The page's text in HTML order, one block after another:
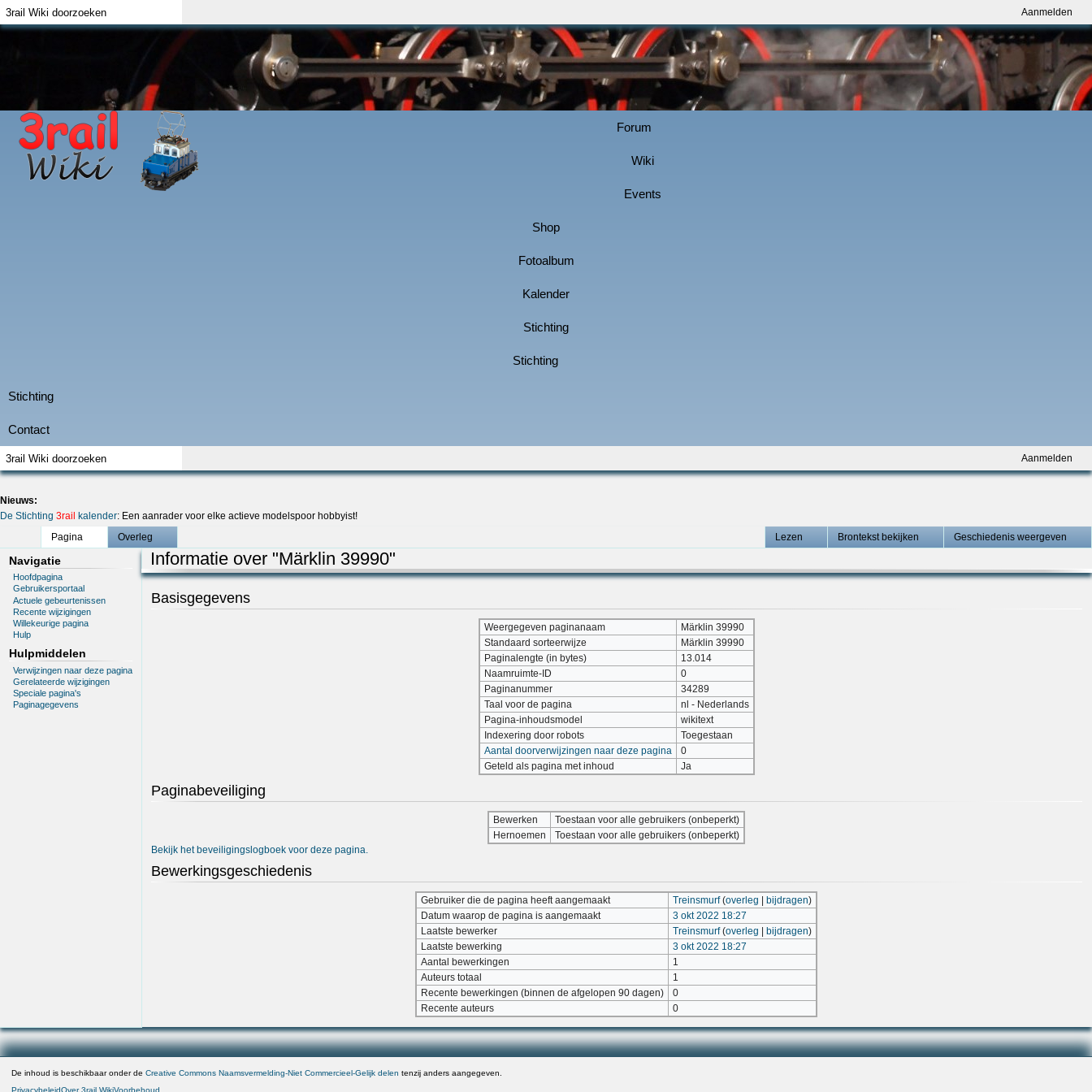
Aanmelden
Aanmelden
Nieuws:
De Stichting 3rail kalender: Een aanrader voor elke actieve modelspoor hobbyist!
Pagina
Overleg Lezen Brontekst bekijken Geschiedenis weergeven
Navigatie
Hoofdpagina
Gebruikersportaal
Actuele gebeurtenissen
Recente wijzigingen
Willekeurige pagina
Hulp
Hulpmiddelen
Verwijzingen naar deze pagina
Gerelateerde wijzigingen
Speciale pagina's
Paginagegevens
Informatie over "Märklin 39990"
Basisgegevens
Weergegeven paginanaam
Märklin 39990
Standaard sorteerwijze
Märklin 39990
Paginalengte (in bytes)
13.014
Naamruimte-ID
0
Paginanummer
34289
Taal voor de pagina
nl - Nederlands
Pagina-inhoudsmodel
wikitext
Indexering door robots
Toegestaan
Aantal doorverwijzingen naar deze pagina
0
Geteld als pagina met inhoud
Ja
Paginabeveiliging
Bewerken
Toestaan voor alle gebruikers (onbeperkt)
Hernoemen
Toestaan voor alle gebruikers (onbeperkt)
Bekijk het beveiligingslogboek voor deze pagina.
Bewerkingsgeschiedenis
Gebruiker die de pagina heeft aangemaakt Treinsmurf (overleg |bijdragen)
Datum waarop de pagina is aangemaakt
3 okt 2022 18:27
Laatste bewerker
Treinsmurf (overleg |bijdragen)
Laatste bewerking
3 okt 2022 18:27
Aantal bewerkingen
1
Auteurs totaal
1
Recente bewerkingen (binnen de afgelopen 90 dagen)
0
Recente auteurs
0
De inhoud is beschikbaar onder deCreative Commons Naamsvermelding-Niet Commercieel-Gelijk delen tenzij anders aangegeven.
PrivacybeleidOver 3rail WikiVoorbehoud